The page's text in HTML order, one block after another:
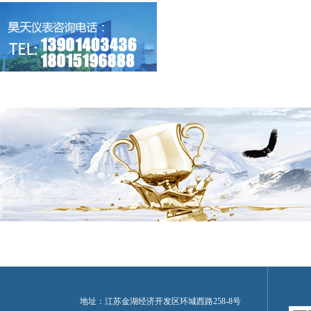
地址：江苏金湖经济开发区环城西路258-8号